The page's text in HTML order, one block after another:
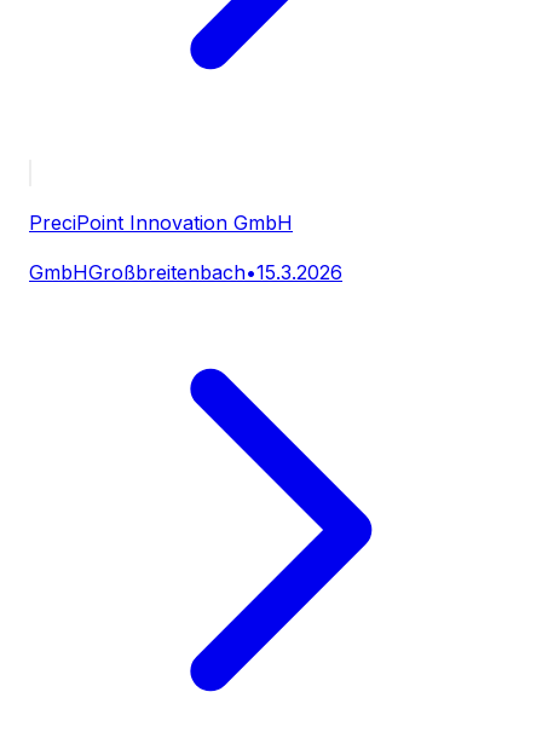
PreciPoint Innovation GmbH
GmbHGroßbreitenbach•15.3.2026